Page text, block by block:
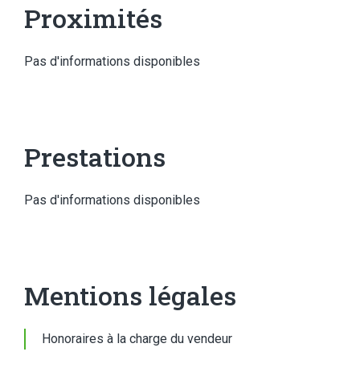
Proximités
Pas d'informations disponibles
Prestations
Pas d'informations disponibles
Mentions légales
Honoraires à la charge du vendeur